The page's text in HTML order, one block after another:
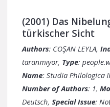
(2001) Das
türkischer Sicht
Authors: COŞAN LEYLA,
taranmıyor, Type:
Name: Studia Philologica
Number of Authors: 1,
Deutsch, Special Issue: